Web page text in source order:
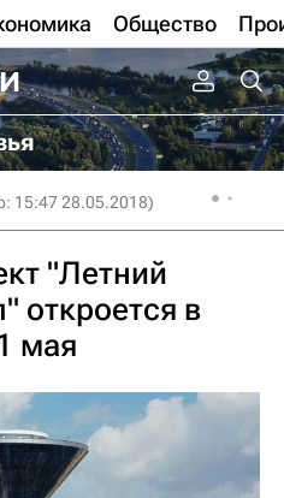
Общество
15:47 28.05.2018)
"Летний
откроется в
мая